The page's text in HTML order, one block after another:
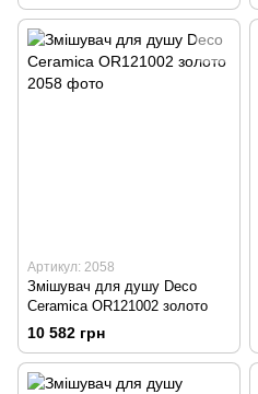
Артикул: 2058
Змішувач для душу Deco
Ceramica OR121002 золото
10 582 грн